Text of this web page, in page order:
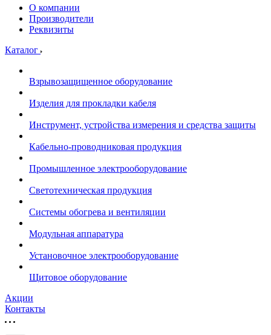
О компании
Производители
Реквизиты
Каталог
Взрывозащищенное оборудование
Изделия для прокладки кабеля
Инструмент, устройства измерения и средства защиты
Кабельно-проводниковая продукция
Промышленное электрооборудование
Светотехническая продукция
Системы обогрева и вентиляции
Модульная аппаратура
Установочное электрооборудование
Щитовое оборудование
Акции
Контакты